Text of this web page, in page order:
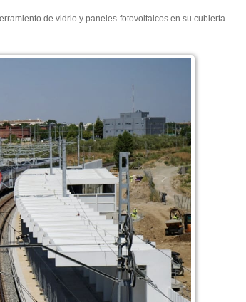
de vidrio y paneles fotovoltaicos en su cubierta.